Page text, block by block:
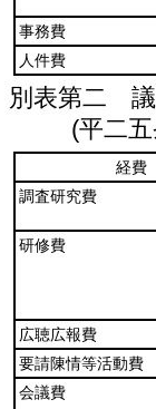
事務費
人件費
別表第二 議
(平二
経費
調査研究費
研修費
広聴広報費
要請陳情等活動費
会議費